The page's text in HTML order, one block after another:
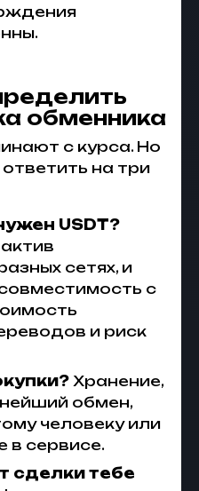
обменника
с курса. Но
на три
USDT?
сетях, и
с
и риск
Хранение,
обмен,
человеку или
в сервисе.
сделки тебе